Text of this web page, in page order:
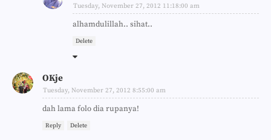
Tuesday, November 27, 2012 11:18:00 am
alhamdulillah.. sihat..
Delete
OKje
Tuesday, November 27, 2012 8:55:00 am
dah lama folo dia rupanya!
Reply Delete